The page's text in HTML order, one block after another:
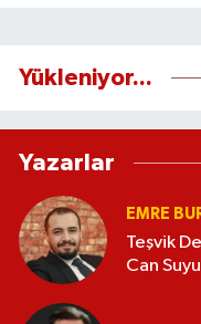
Yükleniyor...
Yazarlar
EMRE
Teşvik
Can